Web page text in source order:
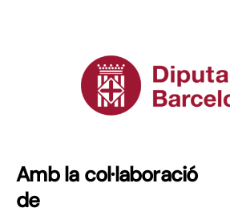
Amb la col·laboració
de